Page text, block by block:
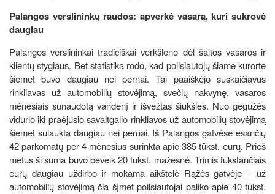
Palangos verslininkų raudos: apverkė vasarą, kuri sukrovė
daugiau
Palangos verslininkai tradiciškai verkšleno dėl šaltos vasaros ir
klientų stygiaus. Bet statistika rodo, kad poilsiautojų šiame kurorte
šiemet buvo daugiau nei pernai. Tai paaiškėjo suskaičiavus
rinkliavas už automobilių stovėjimą, svečių nakvynę, vasaros
mėnesiais sunaudotą vandenį ir išvežtas šiukšles. Nuo gegužės
vidurio iki praėjusio savaitgalio rinkliavos už automobilių stovėjimą
šiemet sulaukta daugiau nei pernai. Iš Palangos gatvėse esančių
42 parkomatų per 4 mėnesius surinkta apie 385 tūkst. eurų. Prieš
metus ši suma buvo beveik 20 tūkst. mažesnė. Trimis tūkstančiais
eurų daugiau uždirbo ir mokama aikštelė Rąžės gatvėje – už
automobilių stovėjimą čia šįmet poilsiautojai paliko apie 40 tūkst.